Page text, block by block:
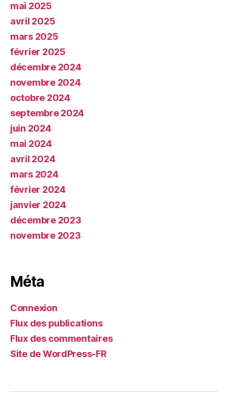
mai 2025
avril 2025
mars 2025
février 2025
décembre 2024
novembre 2024
octobre 2024
septembre 2024
juin 2024
mai 2024
avril 2024
mars 2024
février 2024
janvier 2024
décembre 2023
novembre 2023
Méta
Connexion
Flux des publications
Flux des commentaires
Site de WordPress-FR